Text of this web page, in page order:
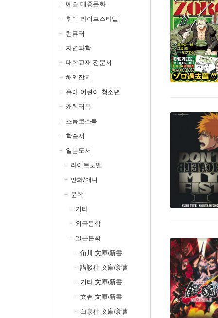
예술 대중문화
취미 라이프스타일
컴퓨터
자연과학
대학교재 전문서
해외잡지
유아 어린이 청소년
캐릭터북
초등코스북
학습서
일본도서
라이트노벨
만화/애니
문학
기타
외국문학
일본문학
角川 文庫/新書
講談社 文庫/新書
기타 文庫/新書
文春 文庫/新書
白泉社 文庫/新書